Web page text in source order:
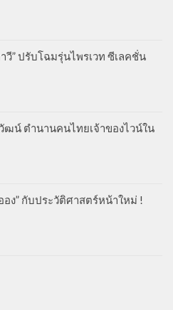
วี” ปรับโฉมรุ่นไพรเวท ซีเลคชั่น
ฒน์ ตำนานคนไทยเจ้าของไวน์ใน
อง” กับประวัติศาสตร์หน้าใหม่ !